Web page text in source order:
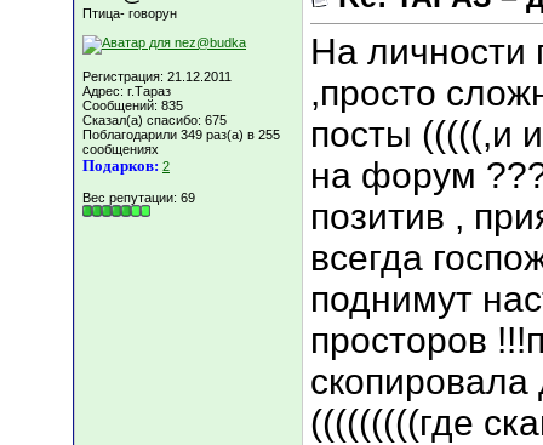
Птица- говорун
Регистрация: 21.12.2011
Адрес: г.Тараз
Сообщений: 835
Сказал(а) спасибо: 675
Поблагодарили 349 раз(а) в 255
сообщениях
Подарков: 2
Вес репутации: 69
На личности
,просто
посты (((((,и
на форум
позитив ,
всегда
поднимут
просторов
скопировала
(((((((((где